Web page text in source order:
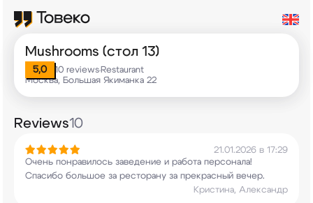
Mushrooms (стол 13)
5,0 10 reviews•Restaurant
Москва, Большая Якиманка 22
Reviews10
21.01.2026 в 17:29
Очень понравилось заведение и работа персонала!
Спасибо большое за ресторану за прекрасный вечер.
Кристина, Александр